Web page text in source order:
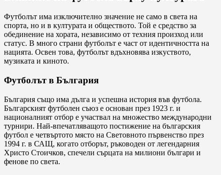
Футболът има изключително значение не само в света на
спорта, но и в културата и обществото. Той е средство за
обединение на хората, независимо от техния произход или
статус. В много страни футболът е част от идентичността на
нацията. Освен това, футболът вдъхновява изкуството,
музиката и киното.
Футболът в България
България също има дълга и успешна история във футбола.
Българският футболен съюз е основан през 1923 г. и
националният отбор е участвал на множество международни
турнири. Най-впечатляващото постижение на българския
футбол е четвъртото място на Световното първенство през
1994 г. в САЩ, когато отборът, ръководен от легендарния
Христо Стоичков, спечели сърцата на милиони българи и
фенове по света.